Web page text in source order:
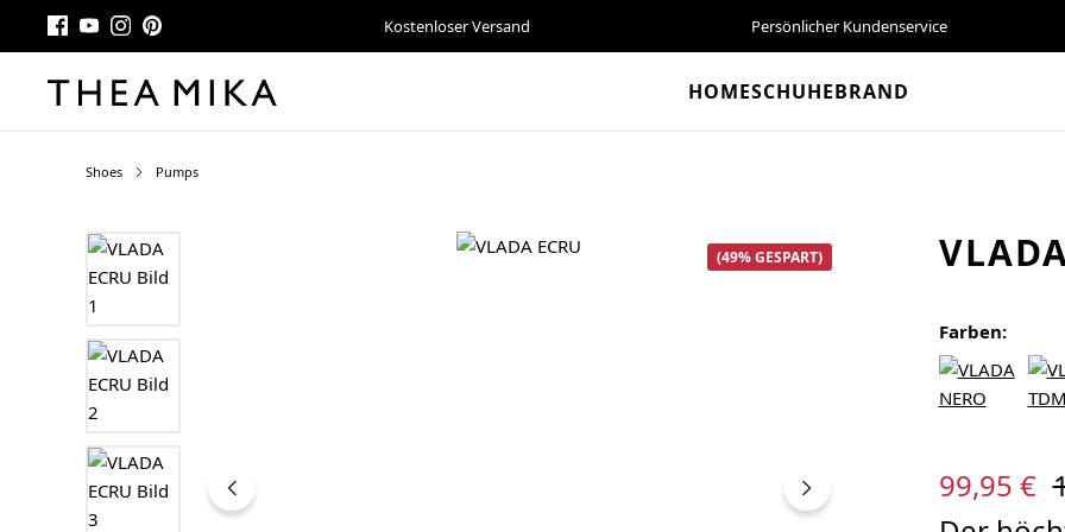
Kostenloser Versand Persönlicher Kundenservice
HOMESCHUHEBRAND
Shoes Pumps
Bildergalerie überspringen
(49% GESPART)
Farben:
Verkaufspreis:
99,95 €